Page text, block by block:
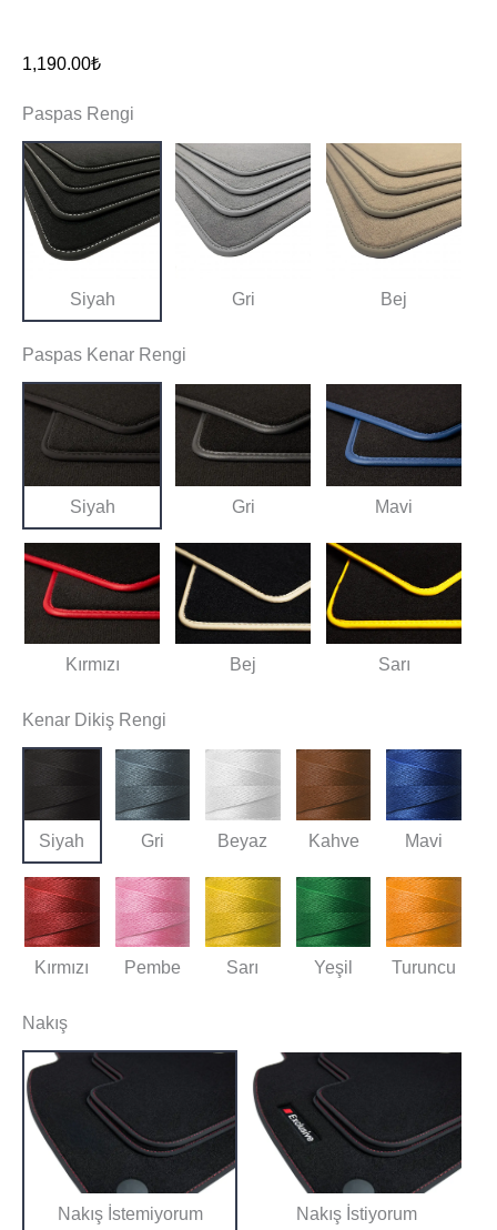
1,190.00₺
Paspas Rengi
Siyah Gri Bej
Paspas Kenar Rengi
Siyah Gri Mavi
Kırmızı Bej Sarı
Kenar Dikiş Rengi
Siyah Gri Beyaz Kahve Mavi
Kırmızı Pembe Sarı Yeşil Turuncu
Nakış
Nakış İstemiyorum Nakış İstiyorum